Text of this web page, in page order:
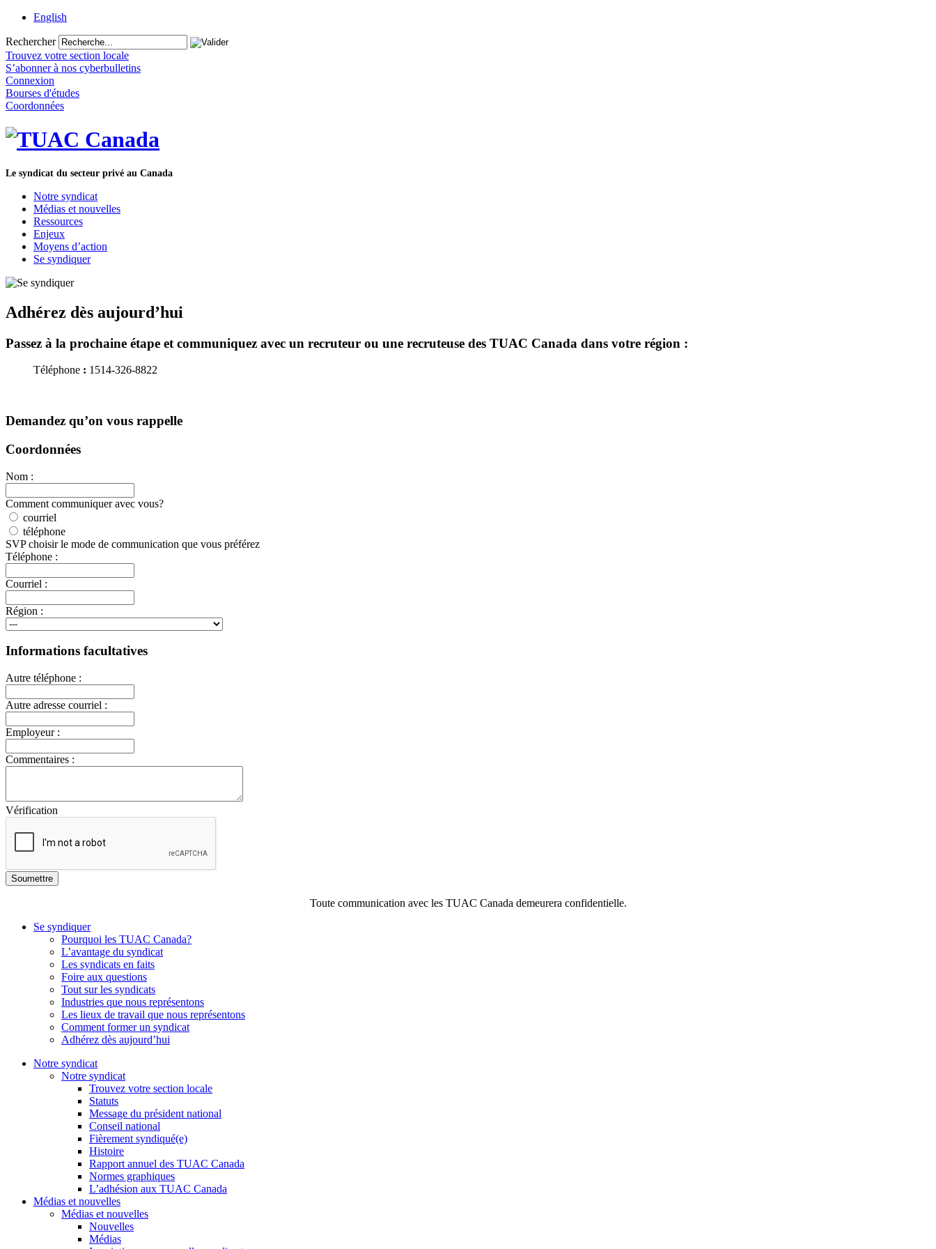
English
Rechercher
Trouvez votre section locale
S’abonner à nos cyberbulletins
Connexion
Bourses d'études
Coordonnées
Le syndicat du secteur privé au Canada
Notre syndicat
Médias et nouvelles
Ressources
Enjeux
Moyens d’action
Se syndiquer
Adhérez dès aujourd’hui
Passez à la prochaine étape et communiquez avec un recruteur ou une recruteuse des TUAC Canada dans votre région :
Téléphone : 1514-326-8822
Demandez qu’on vous rappelle
Coordonnées
Nom :
Comment communiquer avec vous?
courriel
téléphone
SVP choisir le mode de communication que vous préférez
Téléphone :
Courriel :
Région :
Informations facultatives
Autre téléphone :
Autre adresse courriel :
Employeur :
Commentaires :
Vérification
Toute communication avec les TUAC Canada demeurera confidentielle.
Se syndiquer
Pourquoi les TUAC Canada?
L’avantage du syndicat
Les syndicats en faits
Foire aux questions
Tout sur les syndicats
Industries que nous représentons
Les lieux de travail que nous représentons
Comment former un syndicat
Adhérez dès aujourd’hui
Notre syndicat
Notre syndicat
Trouvez votre section locale
Statuts
Message du président national
Conseil national
Fièrement syndiqué(e)
Histoire
Rapport annuel des TUAC Canada
Normes graphiques
L’adhésion aux TUAC Canada
Médias et nouvelles
Médias et nouvelles
Nouvelles
Médias